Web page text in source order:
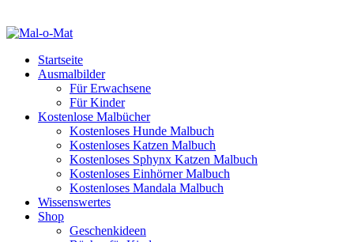
Startseite
Ausmalbilder
Für Erwachsene
Für Kinder
Kostenlose Malbücher
Kostenloses Hunde Malbuch
Kostenloses Katzen Malbuch
Kostenloses Sphynx Katzen Malbuch
Kostenloses Einhörner Malbuch
Kostenloses Mandala Malbuch
Wissenswertes
Shop
Geschenkideen